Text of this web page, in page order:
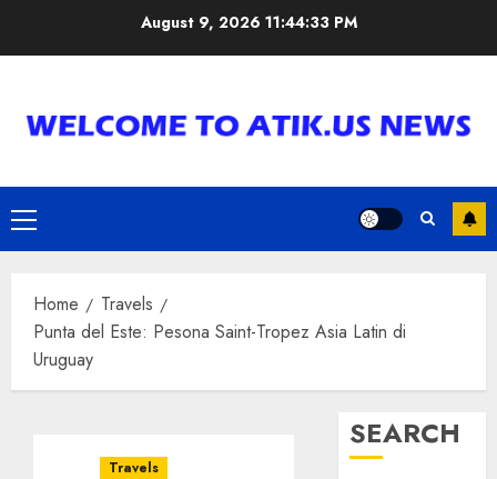
August 9, 2026 11:44:34 PM
Primary
Menu
Home
Travels
Punta del Este: Pesona Saint-Tropez Asia Latin di
Uruguay
Travels
SEARCH